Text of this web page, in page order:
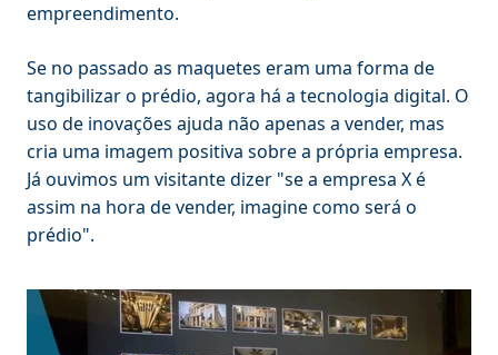
empreendimento.
Se no passado as maquetes eram uma forma de
tangibilizar o prédio, agora há a tecnologia digital. O
uso de inovações ajuda não apenas a vender, mas
cria uma imagem positiva sobre a própria empresa.
Já ouvimos um visitante dizer "se a empresa X é
assim na hora de vender, imagine como será o
prédio".